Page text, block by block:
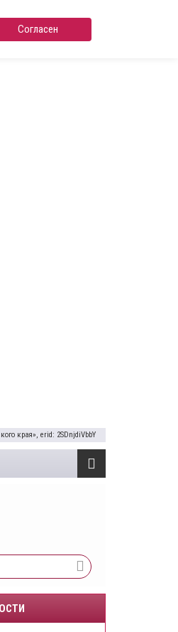
Согласен
края», erid: 2SDnjdiVbbY